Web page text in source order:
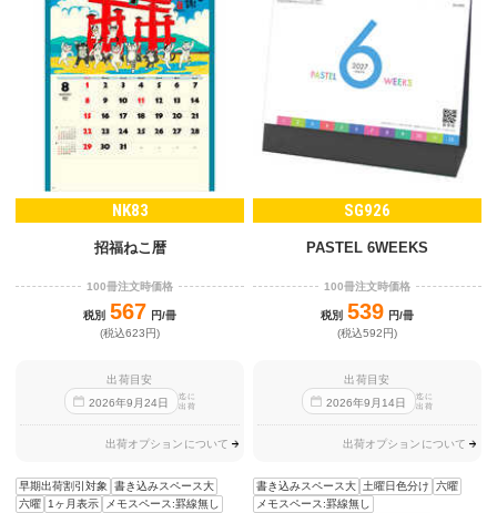
NK83
招福ねこ暦
100冊注文時価格
税別 567 円/冊
(税込623円)
出荷目安
2026年9 月24日
迄に
出荷
出荷オプションについて
早期出荷割引対象
書き込みスペース大
六曜
1ヶ月表示
メモスペース:罫線無し
SG926
PASTEL 6WEEKS
100冊注文時価格
税別 539 円/冊
(税込592円)
出荷目安
2026年9 月 14日
迄に
出荷
出荷オプションについて
書き込みスペース大 土曜日色分け
六曜
メモスペース:罫線無し